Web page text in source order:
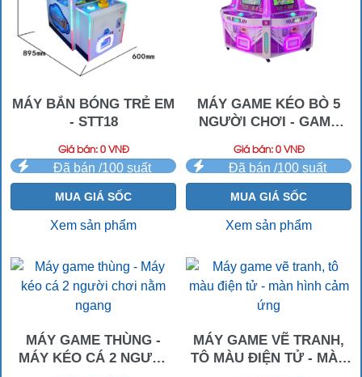
MÁY BẮN BÓNG TRẺ EM
- STT18
Giá bán: 0 VNĐ
Đã bán /100 suất
MUA GIÁ SỐC
Xem sản phẩm
MÁY GAME KÉO BÒ 5
NGƯỜI CHƠI - GAME
Giá bán: 0 VNĐ
Đã bán /100 suất
MUA GIÁ SỐC
Xem sản phẩm
MÁY GAME THÙNG -
MÁY KÉO CÁ 2 NGƯỜI
MÁY GAME VẼ TRANH,
TÔ MÀU ĐIỆN TỬ - MÀN